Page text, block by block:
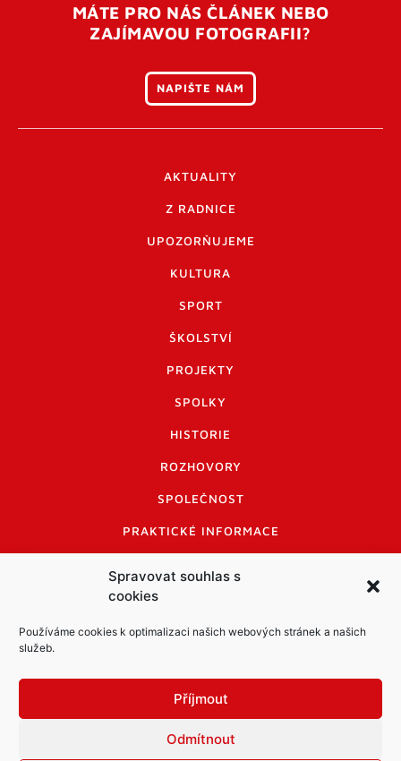
Spravovat souhlas s
cookies
Používáme cookies k optimalizaci našich webových stránek a našich
služeb.
Příjmout
Odmítnout
MÁTE PRO NÁS ČLÁNEK NEBO
ZAJÍMAVOU FOTOGRAFII?
NAPIŠTE NÁM
AKTUALITY
Z RADNICE
UPOZORŇUJEME
KULTURA
SPORT
ŠKOLSTVÍ
PROJEKTY
SPOLKY
HISTORIE
ROZHOVORY
SPOLEČNOST
PRAKTICKÉ INFORMACE
INFORMACE A KODEX DISKUTUJÍCÍCH
LOGO A LOGO MANUÁL
Informace o zpracování osobních údajů